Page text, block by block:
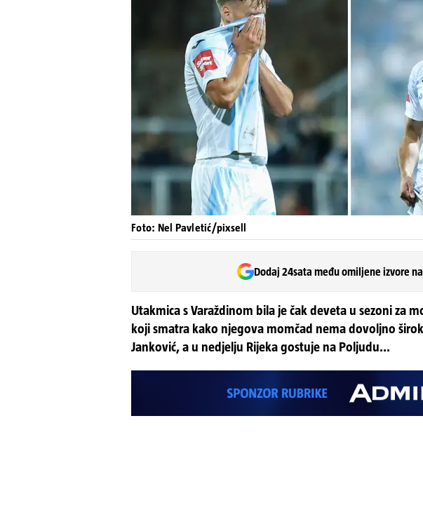
Foto: Nel Pavletić/pixsell
Dodaj 24sata među omiljene izvore
Utakmica s Varaždinom bila je čak deveta u sezoni za
koji smatra kako njegova momčad nema dovoljno
Janković, a u nedjelju Rijeka gostuje na Poljudu...